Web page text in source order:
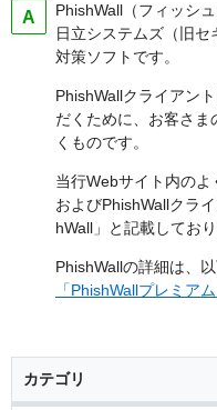
PhishWall（フィッシ
日立システムズ（旧
対策ソフトです。
PhishWallクライアン
だくために、お客さ
くものです。
当行Webサイト内のよ
およびPhishWallクラ
hWall」と記載しており
PhishWallの詳細は、
「PhishWallプレミアム
カテゴリ